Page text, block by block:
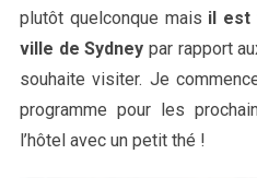
plutôt quelconque mais il est
ville de Sydney par rapport
souhaite visiter. Je
programme pour les
l’hôtel avec un petit thé !